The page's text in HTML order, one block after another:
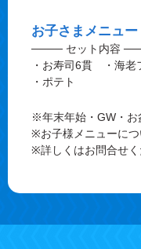
お子さまメニュ
──── セット内容
・お寿司6貫 ・海
・ポテト
※年末年始・GW・お
※お子様メニューにつ
※詳しくはお問合せく